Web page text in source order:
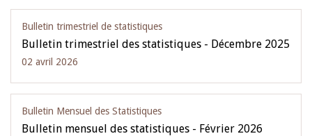
Bulletin trimestriel de statistiques
Bulletin trimestriel des statistiques - Décembre 2025
02 avril 2026
Bulletin Mensuel des Statistiques
Bulletin mensuel des statistiques - Février 2026